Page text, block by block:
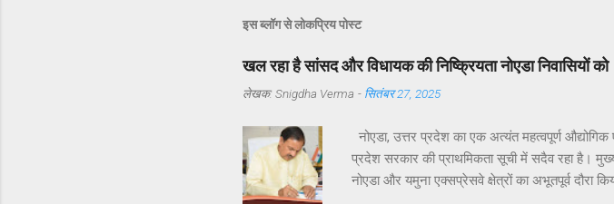
इस ब्लॉग से लोकप्रिय पोस्ट
खल रहा है सांसद और विधायक की निष्क्रियता नोएडा निवासियों को
लेखक: Snigdha Verma - सितंबर 27, 2025
नोएडा, उत्तर प्रदेश का एक अत्यंत महत्वपूर्ण
प्रदेश सरकार की प्राथमिकता सूची में सदैव रहा है।
नोएडा और यमुना एक्सप्रेसवे क्षेत्रों का अभूतपूर्व दौरा